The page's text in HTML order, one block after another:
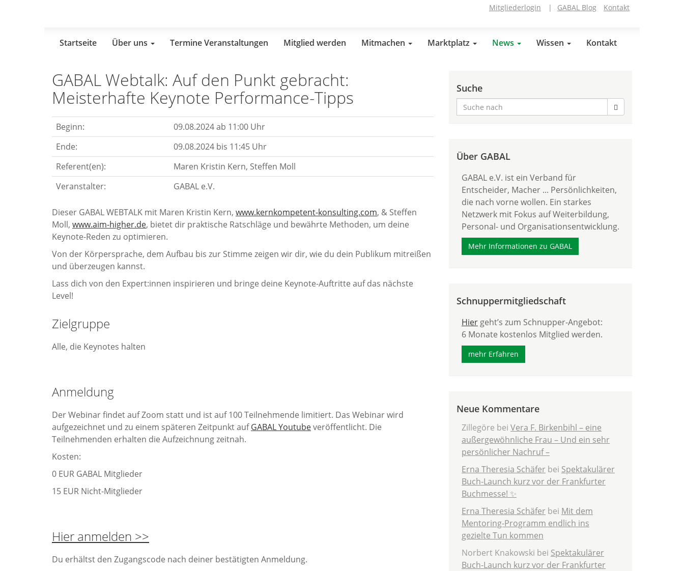
Mitgliederlogin | GABAL Blog Kontakt
Startseite Über uns Termine Veranstaltungen Mitglied werden Mitmachen Marktplatz News Wissen Kontakt
GABAL Webtalk: Auf den Punkt gebracht:
Meisterhafte Keynote Performance-Tipps
Beginn:
09.08.2024 ab 11:00 Uhr
Ende:
09.08.2024 bis 11:45 Uhr
Referent(en):
Maren Kristin Kern, Steffen Moll
Veranstalter:
GABAL e.V.
Dieser GABAL WEBTALK mit Maren Kristin Kern, www.kernkompetent-konsulting.com, & Steffen
Moll, www.aim-higher.de, bietet dir praktische Ratschläge und bewährte Methoden, um deine
Keynote-Reden zu optimieren.
Von der Körpersprache, dem Aufbau bis zur Stimme zeigen wir dir, wie du dein Publikum mitreißen
und überzeugen kannst.
Lass dich von den Expert:innen inspirieren und bringe deine Keynote-Auftritte auf das nächste
Level!
Zielgruppe
Alle, die Keynotes halten
Anmeldung
Der Webinar findet auf Zoom statt und ist auf 100 Teilnehmende limitiert. Das Webinar wird
aufgezeichnet und zu einem späteren Zeitpunkt aufGABAL Youtubeveröffentlicht. Die
Teilnehmenden erhalten die Aufzeichnung zeitnah.
Kosten:
0 EUR GABAL Mitglieder
15 EUR Nicht-Mitglieder
Hier anmelden >>
Du erhältst den Zugangscode nach deiner bestätigten Anmeldung.
Suche
Über GABAL
GABAL e.V. ist ein Verband für
Entscheider, Macher ... Persönlichkeiten,
die nach vorne wollen. Ein starkes
Netzwerk mit Fokus auf Weiterbildung,
Personal- und Organisationsentwicklung.
Mehr Informationen zu GABAL
Schnuppermitgliedschaft
Hier geht’s zum Schnupper-Angebot:
6 Monate kostenlos Mitglied werden.
mehr Erfahren
Neue Kommentare
Zillegöre bei Vera F. Birkenbihl – eine
außergewöhnliche Frau – Und ein sehr
persönlicher Nachruf –
Erna Theresia Schäfer bei Spektakulärer
Buch-Launch kurz vor der Frankfurter
Buchmesse! ✨
Erna Theresia Schäfer bei Mit dem
Mentoring-Programm endlich ins
gezielte Tun kommen
Norbert Knakowski bei Spektakulärer
Buch-Launch kurz vor der Frankfurter